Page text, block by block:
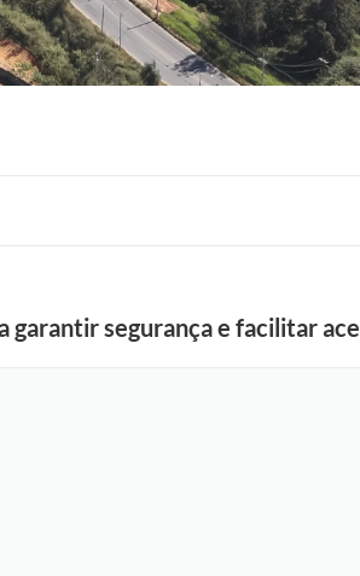
segurança e facilitar
t
o